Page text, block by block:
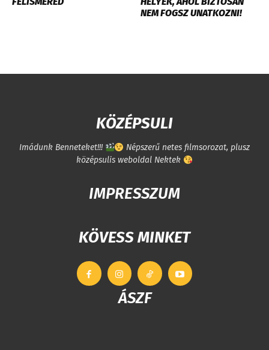
NEM FOGSZ UNATKOZNI!
KÖZÉPSULI
Imádunk Benneteket!!!
Népszerű netes filmsorozat, plusz
középsulis weboldal Nektek
IMPRESSZUM
KÖVESS MINKET
ÁSZF